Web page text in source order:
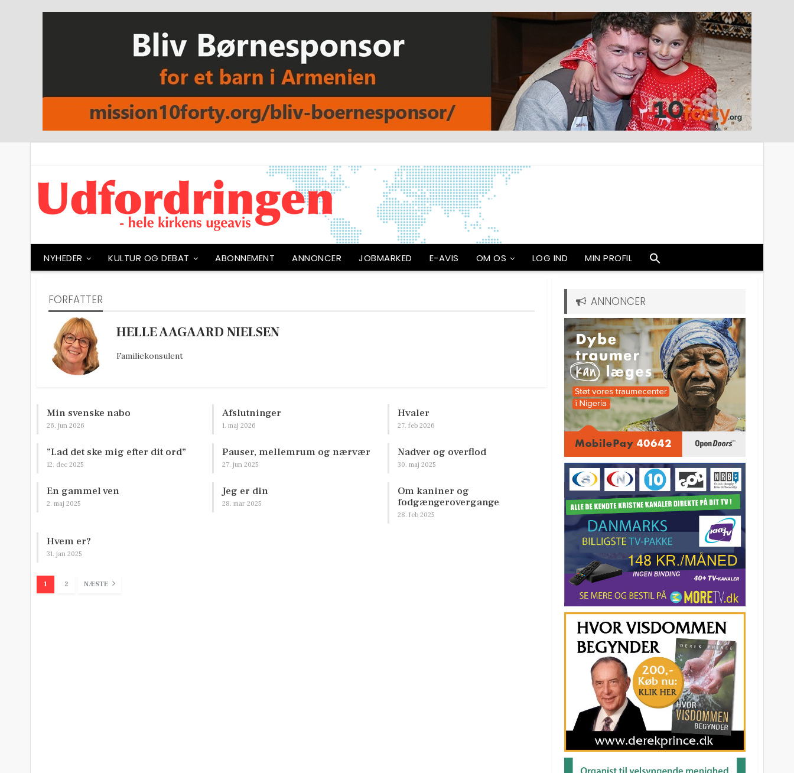
NYHEDER KULTUR OG DEBAT ABONNEMENT ANNONCER JOBMARKED E-AVIS OM OS LOG IND MIN PROFIL
FORFATTER
HELLE AAGAARD NIELSEN
Familiekonsulent
Min svenske nabo
26. jun 2026
Afslutninger
1. maj 2026
Hvaler
27. feb 2026
”Lad det ske mig efter dit ord”
12. dec 2025
Pauser, mellemrum og nærvær
27. jun 2025
Nadver og overflod
30. maj 2025
En gammel ven
2. maj 2025
Jeg er din
28. mar 2025
Om kaniner og
fodgængerovergange
28. feb 2025
Hvem er?
31. jan 2025
1 2 NÆSTE
ANNONCER